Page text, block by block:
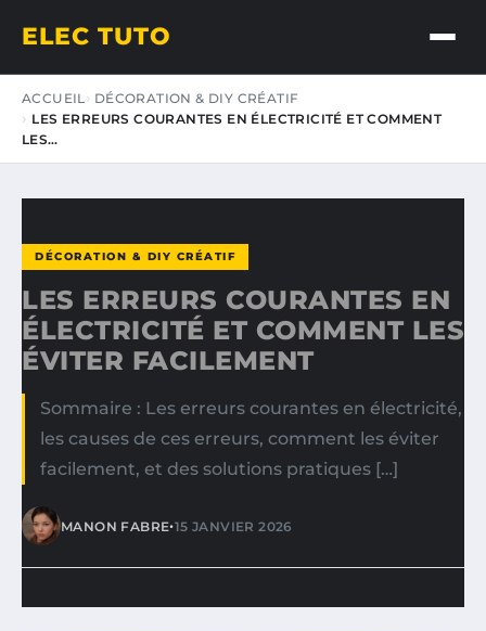
ELEC TUTO
ACCUEIL
DÉCORATION & DIY CRÉATIF
LES ERREURS COURANTES EN ÉLECTRICITÉ ET COMMENT
LES…
DÉCORATION & DIY CRÉATIF
LES ERREURS COURANTES EN
ÉLECTRICITÉ ET COMMENT LES
ÉVITER FACILEMENT
Sommaire : Les erreurs courantes en électricité,
les causes de ces erreurs, comment les éviter
facilement, et des solutions pratiques […]
MANON FABRE•15 JANVIER 2026